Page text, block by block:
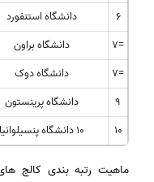
۶
دانشگاه استنفورد
=۷
دانشگاه براون
=۷
دانشگاه دوک
۹
دانشگاه پرینستون
۱۰
۱۰ دانشگاه پنسیلوانیا